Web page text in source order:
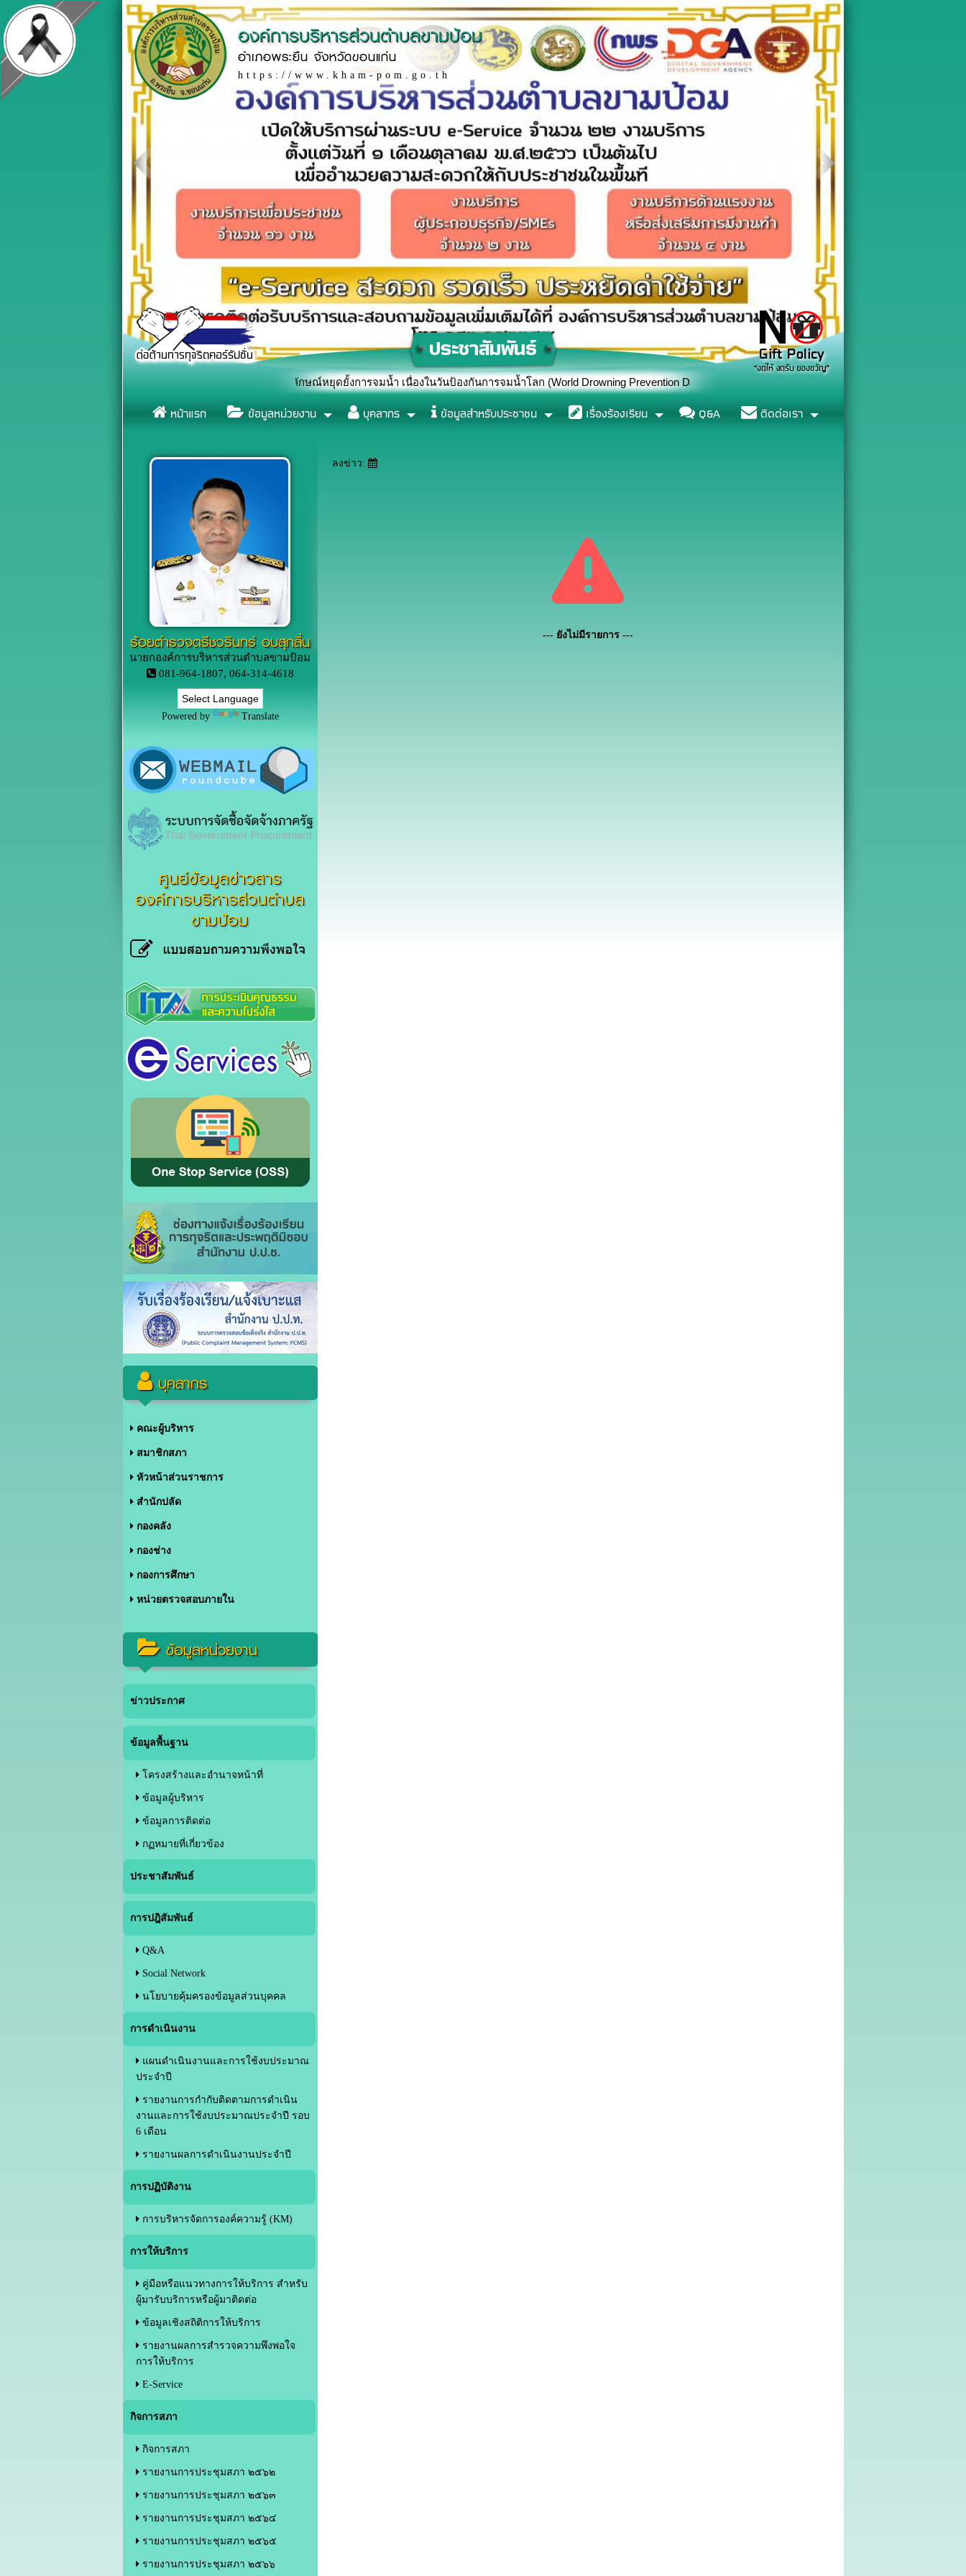
องค์การบริหารส่วนตำบลขามป้อม
อำเภอพระยืน จังหวัดขอนแก่น
https://www.kham-pom.go.th
เชิญชวนทุกภาคส่วน รวมพลังแสดงสัญลักษณ์หยุดยั้งการจมน้ำ เนื่องในวันป้องกันการจมน้ำโลก (World Drowning Prevention Day) ปี 2569
หน้าแรก ข้อมูลหน่วยงาน บุคลากร ข้อมูลสำหรับประชาชน เรื่องร้องเรียน Q&A ติดต่อเรา
ร้อยตำรวจตรีชวรินทร์ อบสุกลิ่น
นายกองค์การบริหารส่วนตำบลขามป้อม
081-964-1807, 064-314-4618
Powered by Translate
ศูนย์ข้อมูลข่าวสาร
องค์การบริหารส่วนตำบล
ขามป้อม
บุคลากร
คณะผู้บริหาร
สมาชิกสภา
หัวหน้าส่วนราชการ
สำนักปลัด
กองคลัง
กองช่าง
กองการศึกษา
หน่วยตรวจสอบภายใน
ข้อมูลหน่วยงาน
ข่าวประกาศ
ข้อมูลพื้นฐาน
โครงสร้างและอำนาจหน้าที่
ข้อมูลผู้บริหาร
ข้อมูลการติดต่อ
กฏหมายที่เกี่ยวข้อง
ประชาสัมพันธ์
การปฎิสัมพันธ์
Q&A
Social Network
นโยบายคุ้มครองข้อมูลส่วนบุคคล
การดำเนินงาน
แผนดำเนินงานและการใช้งบประมาณ
ประจำปี
รายงานการกำกับติดตามการดำเนิน
งานและการใช้งบประมาณประจำปี รอบ
6 เดือน
รายงานผลการดำเนินงานประจำปี
การปฏิบัติงาน
การบริหารจัดการองค์ความรู้ (KM)
การให้บริการ
คู่มือหรือแนวทางการให้บริการ สำหรับ
ผู้มารับบริการหรือผู้มาติดต่อ
ข้อมูลเชิงสถิติการให้บริการ
รายงานผลการสำรวจความพึงพอใจ
การให้บริการ
E-Service
กิจการสภา
กิจการสภา
รายงานการประชุมสภา ๒๕๖๒
รายงานการประชุมสภา ๒๕๖๓
รายงานการประชุมสภา ๒๕๖๔
รายงานการประชุมสภา ๒๕๖๕
รายงานการประชุมสภา ๒๕๖๖
ลงข่าว:
--- ยังไม่มีรายการ ---